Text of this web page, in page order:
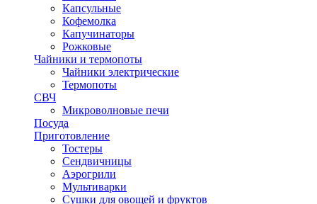
Капсульные
Кофемолка
Капучинаторы
Рожковые
Чайники и термопоты
Чайники электрические
Термопоты
СВЧ
Микроволновые печи
Посуда
Приготовление
Тостеры
Сендвичницы
Аэрогрили
Мультиварки
Сушки для овощей и фруктов